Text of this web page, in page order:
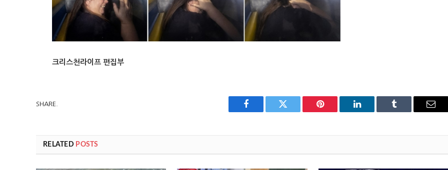
크리스천라이프 편집부
SHARE.
Facebook Twitter Pinterest LinkedIn Tumblr
RELATED POSTS